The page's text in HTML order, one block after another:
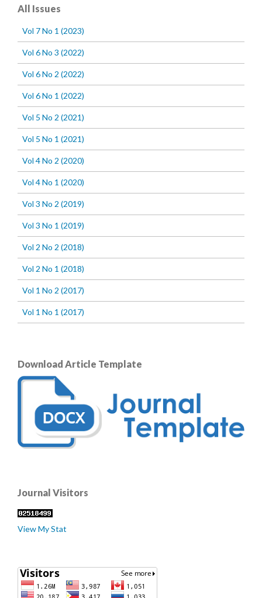
All Issues
Vol 7 No 1 (2023)
Vol 6 No 3 (2022)
Vol 6 No 2 (2022)
Vol 6 No 1 (2022)
Vol 5 No 2 (2021)
Vol 5 No 1 (2021)
Vol 4 No 2 (2020)
Vol 4 No 1 (2020)
Vol 3 No 2 (2019)
Vol 3 No 1 (2019)
Vol 2 No 2 (2018)
Vol 2 No 1 (2018)
Vol 1 No 2 (2017)
Vol 1 No 1 (2017)
Download Article Template
Journal Visitors
View My Stat